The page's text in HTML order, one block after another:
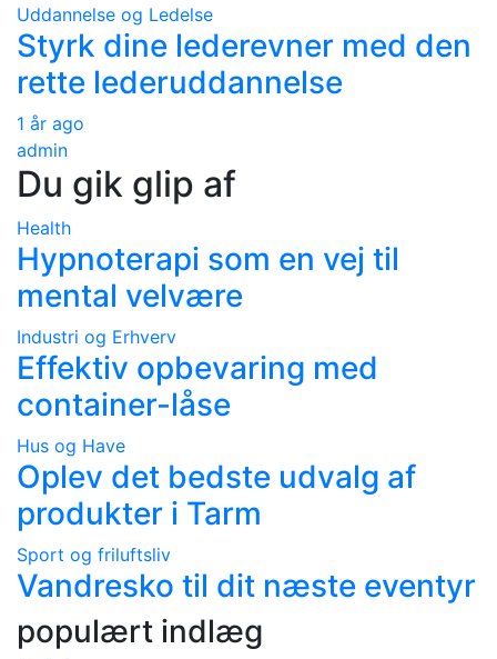
Uddannelse og Ledelse
Styrk dine lederevner med den
rette lederuddannelse
1 år ago
admin
Du gik glip af
Health
Hypnoterapi som en vej til
mental velvære
Industri og Erhverv
Effektiv opbevaring med
container-låse
Hus og Have
Oplev det bedste udvalg af
produkter i Tarm
Sport og friluftsliv
Vandresko til dit næste eventyr
populært indlæg